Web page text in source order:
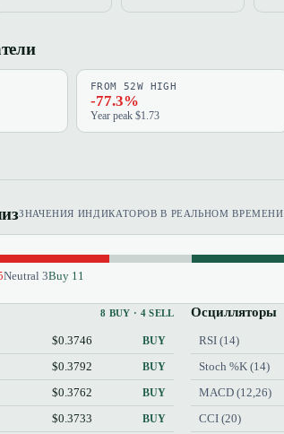
FROM 52W HIGH
-77.3%
Year peak $1.73
ЗНАЧЕНИЯ ИНДИКАТОРОВ В РЕАЛЬНОМ ВРЕМЕНИ
Neutral 3Buy 11
8 BUY · 4 SELL
$0.3746 BUY
$0.3792 BUY
$0.3762 BUY
$0.3733 BUY
Осцилляторы
RSI (14)
Stoch %K (14)
MACD (12,26)
CCI (20)